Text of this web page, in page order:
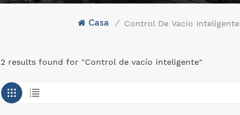
Casa / Control De Vacío Inteligente
2 results found for "Control de vacío inteligente"